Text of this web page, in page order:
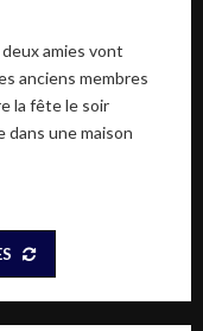
amies vont
anciens membres
la fête le soir
dans une maison